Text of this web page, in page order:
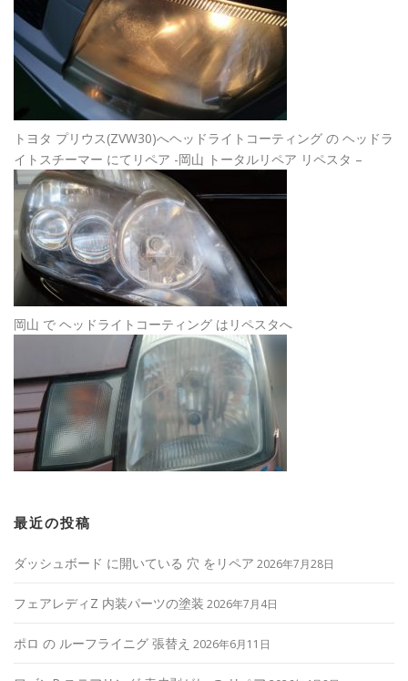
トヨタ プリウス(ZVW30)へヘッドライトコーティング の ヘッドラ
イトスチーマー にてリペア -岡山 トータルリペア リペスタ –
岡山 で ヘッドライトコーティング はリペスタへ
最近の投稿
ダッシュボード に開いている 穴 をリペア 2026年7月28日
フェアレディZ 内装パーツの塗装 2026年7月4日
ポロ の ルーフライニグ 張替え 2026年6月11日